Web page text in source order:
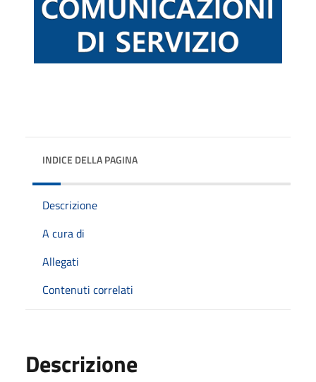
INDICE DELLA PAGINA
Descrizione
A cura di
Allegati
Contenuti correlati
Descrizione